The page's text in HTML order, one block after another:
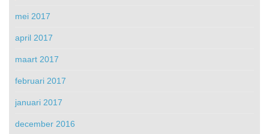
mei 2017
april 2017
maart 2017
februari 2017
januari 2017
december 2016